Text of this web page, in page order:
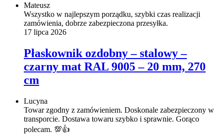
Mateusz
Wszystko w najlepszym porządku, szybki czas realizacji
zamówienia, dobrze zabezpieczona przesyłka.
17 lipca 2026
Płaskownik ozdobny – stalowy –
czarny mat RAL 9005 – 20 mm, 270
cm
Lucyna
Towar zgodny z zamówieniem. Doskonale zabezpieczony w
transporcie. Dostawa towaru szybko i sprawnie. Gorąco
polecam. 💯👍️